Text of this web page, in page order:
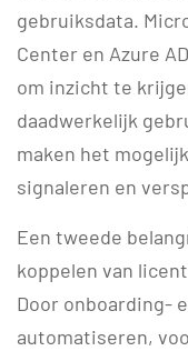
gebruiksdata.
Center en Azure
om inzicht te
daadwerkelijk
maken het
signaleren en
Een tweede
koppelen van
Door onboarding-
automatiseren,